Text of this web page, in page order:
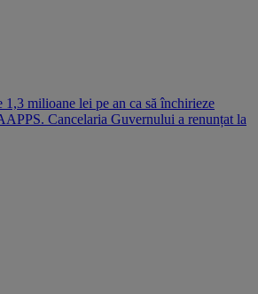
milioane lei pe an ca să închirieze
Cancelaria Guvernului a renunțat la